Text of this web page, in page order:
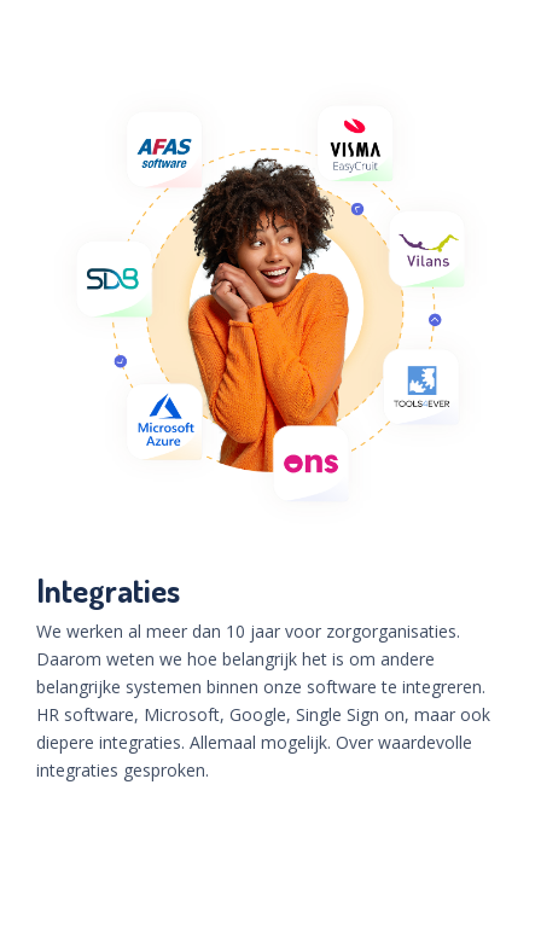
Integraties
We werken al meer dan 10 jaar voor zorgorganisaties.
Daarom weten we hoe belangrijk het is om andere
belangrijke systemen binnen onze software te integreren.
HR software, Microsoft, Google, Single Sign on, maar ook
diepere integraties. Allemaal mogelijk. Over waardevolle
integraties gesproken.